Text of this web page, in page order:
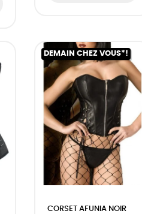
DEMAIN CHEZ VOUS*!
CORSET AFUNIA NOIR